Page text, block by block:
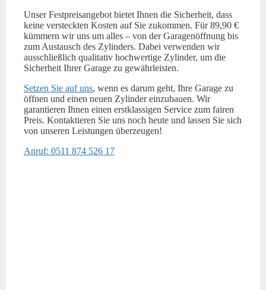
Unser Festpreisangebot bietet Ihnen die Sicherheit, dass
keine versteckten Kosten auf Sie zukommen. Für 89,90 €
kümmern wir uns um alles – von der Garagenöffnung bis
zum Austausch des Zylinders. Dabei verwenden wir
ausschließlich qualitativ hochwertige Zylinder, um die
Sicherheit Ihrer Garage zu gewährleisten.
Setzen Sie auf uns, wenn es darum geht, Ihre Garage zu
öffnen und einen neuen Zylinder einzubauen. Wir
garantieren Ihnen einen erstklassigen Service zum fairen
Preis. Kontaktieren Sie uns noch heute und lassen Sie sich
von unseren Leistungen überzeugen!
Anruf: 0511 874 526 17